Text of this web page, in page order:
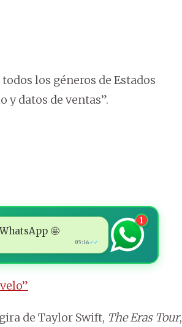
los géneros de Estados
datos de ventas”.
🤩
05:16 ✓✓
1
de Taylor Swift, The Eras Tour,